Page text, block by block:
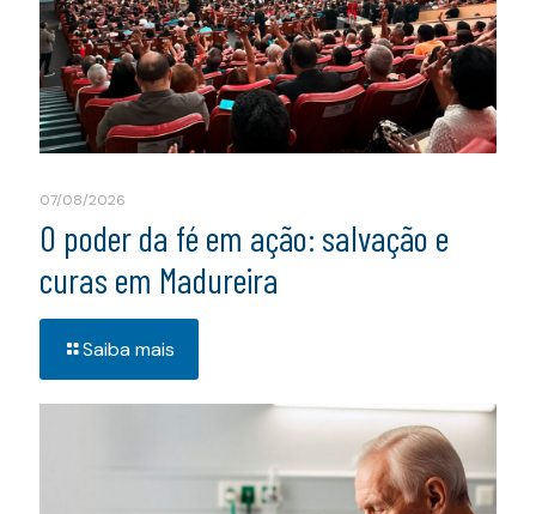
07/08/2026
O poder da fé em ação: salvação e
curas em Madureira
Saiba mais